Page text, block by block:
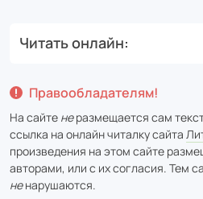
Читать онлайн
Правообладателям!
На сайте неразмещается сам
ссылка на онлайн читалку сайта
произведения на этом сайте
авторами, или с их согласия. Тем
ненарушаются.